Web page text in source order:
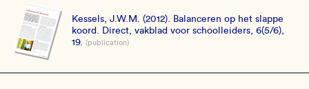
Kessels, J.W.M. (2012). Balanceren op het slappe
koord. Direct, vakblad voor schoolleiders, 6(5/6),
19. (publication)